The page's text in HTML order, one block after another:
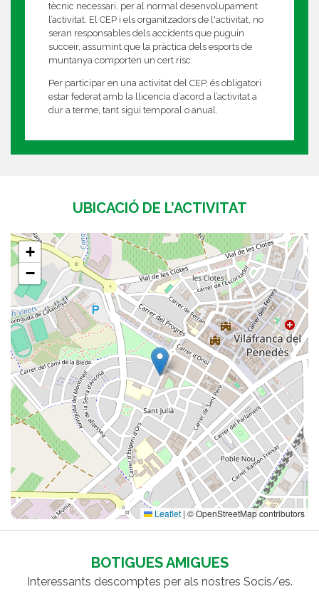
tècnic necessari, per al normal desenvolupament
l’activitat. El CEP i els organitzadors de l'activitat, no
seran responsables dels accidents que puguin
succeir, assumint que la pràctica dels esports de
muntanya comporten un cert risc.
Per participar en una activitat del CEP, és obligatori
estar federat amb la llicencia d’acord a l’activitat a
dur a terme, tant sigui temporal o anual.
UBICACIÓ DE L’ACTIVITAT
+
−
Leaflet | © OpenStreetMap contributors
BOTIGUES AMIGUES
Interessants descomptes per als nostres Socis/es.